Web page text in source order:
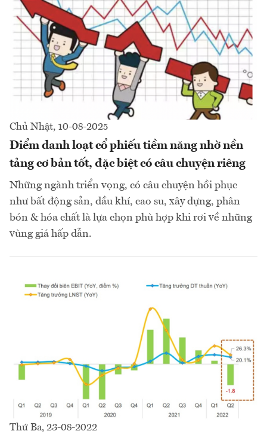
Chủ Nhật, 10-08-2025
Điểm danh loạt cổ phiếu tiềm năng nhờ nền
tảng cơ bản tốt, đặc biệt có câu chuyện riêng
Những ngành triển vọng, có câu chuyện hồi phục
như bất động sản, dầu khí, cao su, xây dựng, phân
bón & hóa chất là lựa chọn phù hợp khi rơi về những
vùng giá hấp dẫn.
Thứ Ba, 23-08-2022